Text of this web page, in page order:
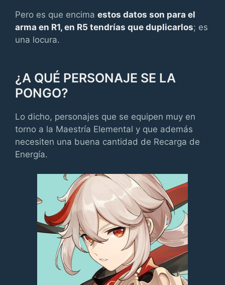
Pero es que encima estos datos son para el
arma en R1, en R5 tendrías que duplicarlos; es
una locura.
¿A QUÉ PERSONAJE SE LA
PONGO?
Lo dicho, personajes que se equipen muy en
torno a la Maestría Elemental y que además
necesiten una buena cantidad de Recarga de
Energía.